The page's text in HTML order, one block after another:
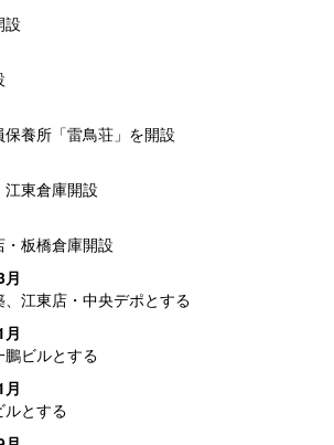
設
養所「雷鳥荘」を開設
東倉庫開設
板橋倉庫開設
江東店・中央デポとする
ビルとする
ルとする